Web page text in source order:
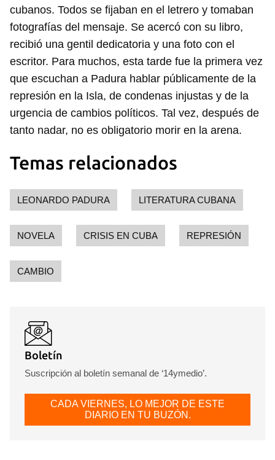
cubanos. Todos se fijaban en el letrero y tomaban
fotografías del mensaje. Se acercó con su libro,
recibió una gentil dedicatoria y una foto con el
escritor. Para muchos, esta tarde fue la primera vez
que escuchan a Padura hablar públicamente de la
represión en la Isla, de condenas injustas y de la
urgencia de cambios políticos. Tal vez, después de
tanto nadar, no es obligatorio morir en la arena.
Temas relacionados
LEONARDO PADURA LITERATURA CUBANA
NOVELA CRISIS EN CUBA REPRESIÓN
CAMBIO
Boletín
Suscripción al boletín semanal de ‘14ymedio’.
CADA VIERNES, LO MEJOR DE ESTE
DIARIO EN TU BUZÓN.